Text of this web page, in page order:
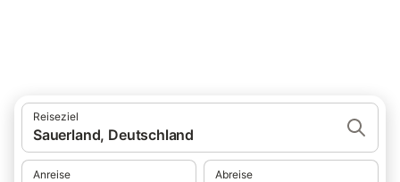
Reiseziel
Sauerland, Deutschland
Anreise Abreise